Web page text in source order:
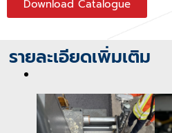
Download Catalogue
รายละเอียดเพิ่มเติม